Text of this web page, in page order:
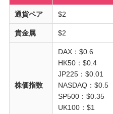
通貨ペア $2
貴金属 $2
株価指数
DAX：$0.6
HK50：$0.4
JP225：$0.01
NASDAQ：$0.5
SP500：$0.35
UK100：$1